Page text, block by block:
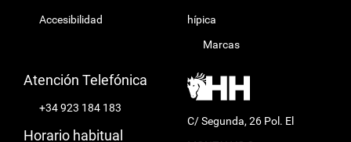
Accesibilidad
hípica
Marcas
Atención Telefónica
+34 923 184 183
Horario habitual
C/ Segunda, 26 Pol. El